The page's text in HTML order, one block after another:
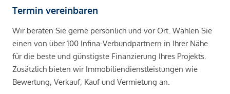
Termin vereinbaren
Wir beraten Sie gerne persönlich und vor Ort. Wählen Sie
einen von über 100 Infina-Verbundpartnern in Ihrer Nähe
für die beste und günstigste Finanzierung Ihres Projekts.
Zusätzlich bieten wir Immobiliendienstleistungen wie
Bewertung, Verkauf, Kauf und Vermietung an.